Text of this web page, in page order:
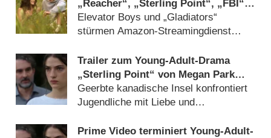
„Reacher“, „Sterling Point“, „FBI“,
„Arrow“, „Gossip Girl“ und „Sledge
Hammer“
Elevator Boys und „Gladiators“
stürmen Amazon-Streamingdienst
Trailer zum Young-Adult-Drama
„Sterling Point“ von Megan Park
(„The Secret Life of the American
Teenager“) gibt Rätsel auf
Geerbte kanadische Insel konfrontiert
Jugendliche mit Liebe und
Prime Video terminiert Young-Adult-